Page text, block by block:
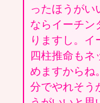
ったほうがい
ならイーチン
りますし。イ
四柱推命もネ
めますからね
分でやれそう